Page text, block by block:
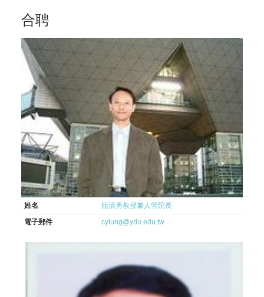
合聘
姓名
龍清勇教授兼人管院長
電子郵件
cylung@ydu.edu.tw